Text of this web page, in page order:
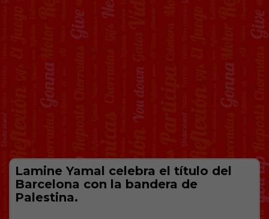
Lamine Yamal celebra el título del
Barcelona con la bandera de
Palestina.